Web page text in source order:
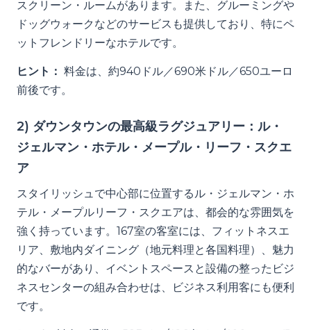
スクリーン・ルームがあります。また、グルーミングや
ドッグウォークなどのサービスも提供しており、特にペ
ットフレンドリーなホテルです。
ヒント： 料金は、約940ドル／690米ドル／650ユーロ
前後です。
2) ダウンタウンの最高級ラグジュアリー：ル・
ジェルマン・ホテル・メープル・リーフ・スクエ
ア
スタイリッシュで中心部に位置するル・ジェルマン・ホ
テル・メープルリーフ・スクエアは、都会的な雰囲気を
強く持っています。167室の客室には、フィットネスエ
リア、敷地内ダイニング（地元料理と各国料理）、魅力
的なバーがあり、イベントスペースと設備の整ったビジ
ネスセンターの組み合わせは、ビジネス利用客にも便利
です。